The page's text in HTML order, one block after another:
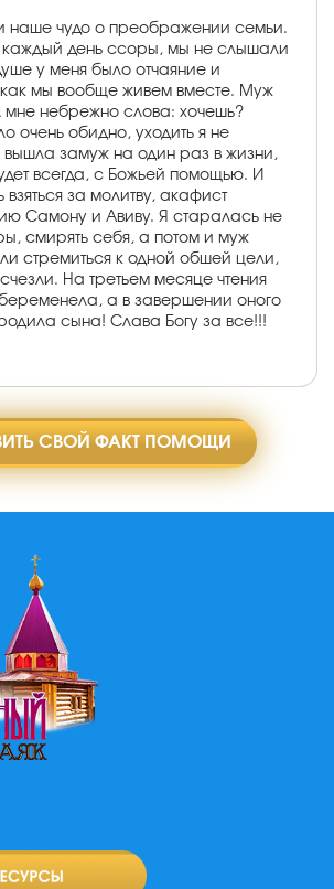
и наше чудо о преображении семьи.
день ссоры, мы не слышали
у меня было отчаяние и
мы вообще живем вместе. Муж
мне небрежно слова: хочешь?
очень обидно, уходить я не
замуж на один раз в жизни,
всегда, с Божьей помощью. И
за молитву, акафист
Самону и Авиву. Я старалась не
смирять себя, а потом и муж
стремиться к одной обшей цели,
На третьем месяце чтения
а в завершении оного
сына! Слава Богу за все!!!
СВОЙ ФАКТ ПОМОЩИ